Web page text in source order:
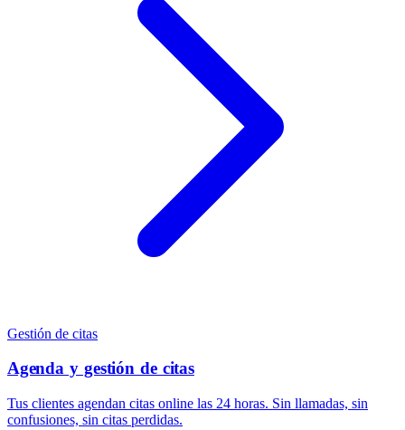
Gestión de citas
Agenda y gestión de citas
Tus clientes agendan citas online las 24 horas. Sin llamadas, sin
confusiones, sin citas perdidas.